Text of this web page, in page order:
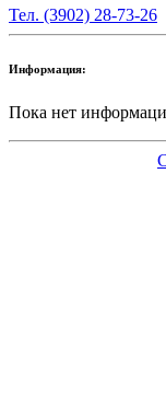
Тел. (3902) 28-73-26
Информация:
Пока нет